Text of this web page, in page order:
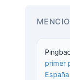
primer